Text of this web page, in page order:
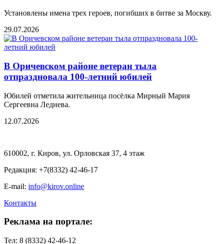
Установлены имена трех героев, погибших в битве за Москву.
29.07.2026
В Оричевском районе ветеран тыла
отпраздновала 100-летний юбилей
Юбилей отметила жительница посёлка Мирный Мария
Сергеевна Леднева.
12.07.2026
610002, г. Киров, ул. Орловская 37, 4 этаж
Редакция: +7(8332) 42-46-17
E-mail: info@kirov.online
Контакты
Реклама на портале:
Тел: 8 (8332) 42-46-12